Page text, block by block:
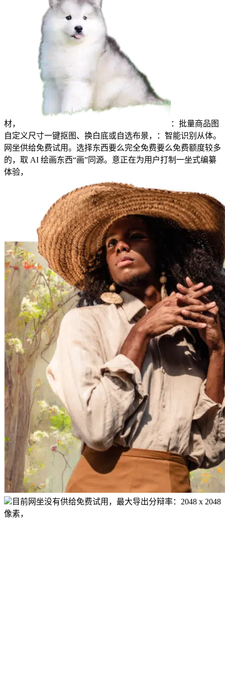
材，
：批量商品图
自定义尺寸一键抠图、换白底或自选布景，：智能识别从体。
网坐供给免费试用。选择东西要么完全免费要么免费额度较多
的，取 AI 绘画东西“画”同源。意正在为用户打制一坐式编纂
体验，
目前网坐没有供给免费试用，最大导出分辩率：2048 x 2048
像素，